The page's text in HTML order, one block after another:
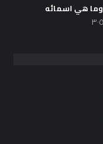
وما هي اسمائه
٣٠٥